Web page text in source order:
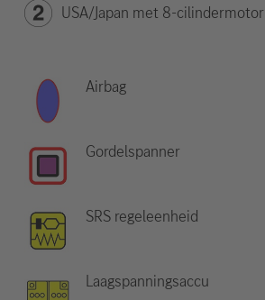
USA/Japan met 8-cilindermotor
Airbag
Gordelspanner
SRS regeleenheid
Laagspanningsaccu